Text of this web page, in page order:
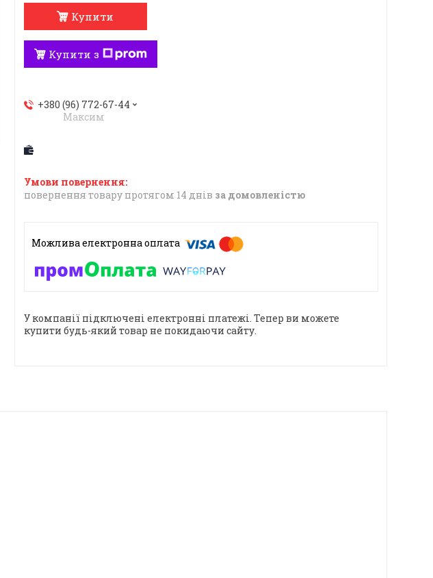
Купити
Купити з
+380 (96) 772-67-44
Максим
повернення товару протягом 14 днів за домовленістю
У компанії підключені електронні платежі. Тепер ви можете
купити будь-який товар не покидаючи сайту.